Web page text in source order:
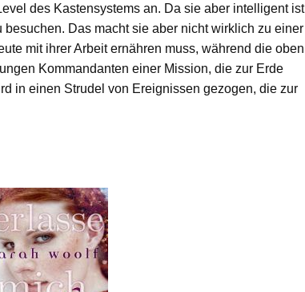
des Kastensystems an. Da sie aber intelligent ist
Das macht sie aber nicht wirklich zu einer
mit ihrer Arbeit ernähren muss, während die oben
Kommandanten einer Mission, die zur Erde
in einen Strudel von Ereignissen gezogen, die zur